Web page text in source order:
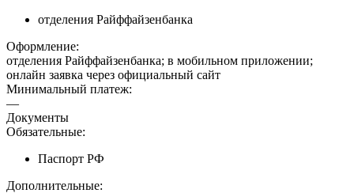
отделения Райффайзенбанка
Оформление:
отделения Райффайзенбанка; в мобильном приложении;
онлайн заявка через официальный сайт
Минимальный платеж:
—
Документы
Обязательные:
Паспорт РФ
Дополнительные: